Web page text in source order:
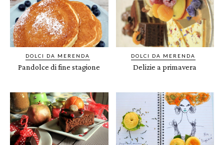
DOLCI DA MERENDA
Pandolce di fine stagione
DOLCI DA MERENDA
Delizie a primavera